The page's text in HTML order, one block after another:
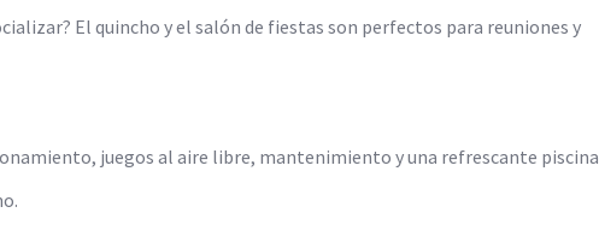
El quincho y el salón de fiestas son perfectos para reuniones y
juegos al aire libre, mantenimiento y una refrescante piscina